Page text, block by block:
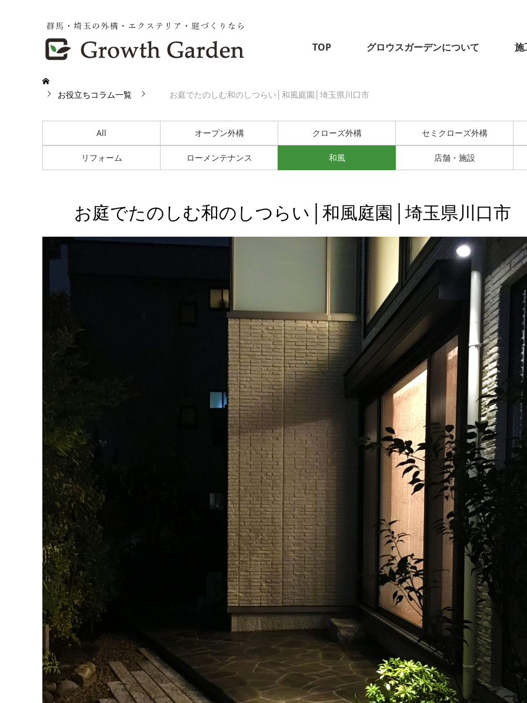
TOP グロウスガーデンについて 施
お役立ちコラム一覧 お庭でたのしむ和のしつらい│和風庭園│埼玉県川口市
All オープン外構 クローズ外構 セミクローズ外構
リフォーム ローメンテナンス 和風 店舗・施設
お庭でたのしむ和のしつらい│和風庭園│埼玉県川口市